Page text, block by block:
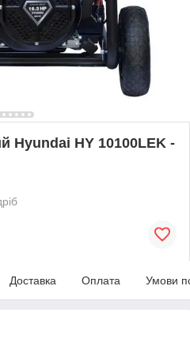
Hyundai HY 10100LEK -
Доставка Оплата Умови